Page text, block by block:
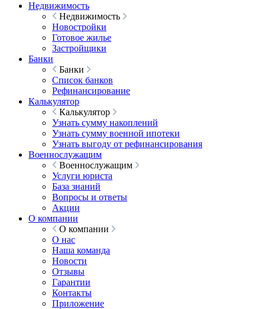
Недвижимость
Недвижимость
Новостройки
Готовое жилье
Застройщики
Банки
Банки
Список банков
Рефинансирование
Калькулятор
Калькулятор
Узнать сумму накоплений
Узнать сумму военной ипотеки
Узнать выгоду от рефинансирования
Военнослужащим
Военнослужащим
Услуги юриста
База знаний
Вопросы и ответы
Акции
О компании
О компании
О нас
Наша команда
Новости
Отзывы
Гарантии
Контакты
Приложение